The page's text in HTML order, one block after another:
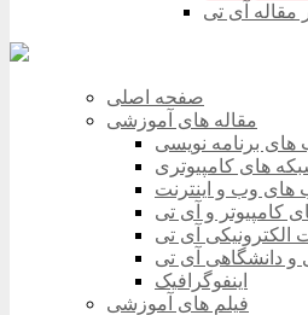
مقاله آی تی
صفحه اصلی
مقاله های آموزشی
های برنامه نویسی
های کامپیوتری
های وب و اینترنت
کامپیوتر و آی تی
الکترونیکی آی تی
دانشگاهی آی تی
اینفوگرافیک
فیلم های آموزشی